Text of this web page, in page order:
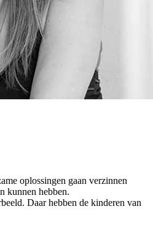
oplossingen gaan verzinnen
kunnen hebben.
Daar hebben de kinderen van